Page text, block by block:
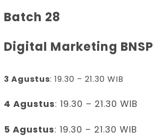
Batch 28
Digital Marketing BNSP
3 Agustus: 19.30 – 21.30 WIB
4 Agustus: 19.30 – 21.30 WIB
5 Agustus: 19.30 – 21.30 WIB